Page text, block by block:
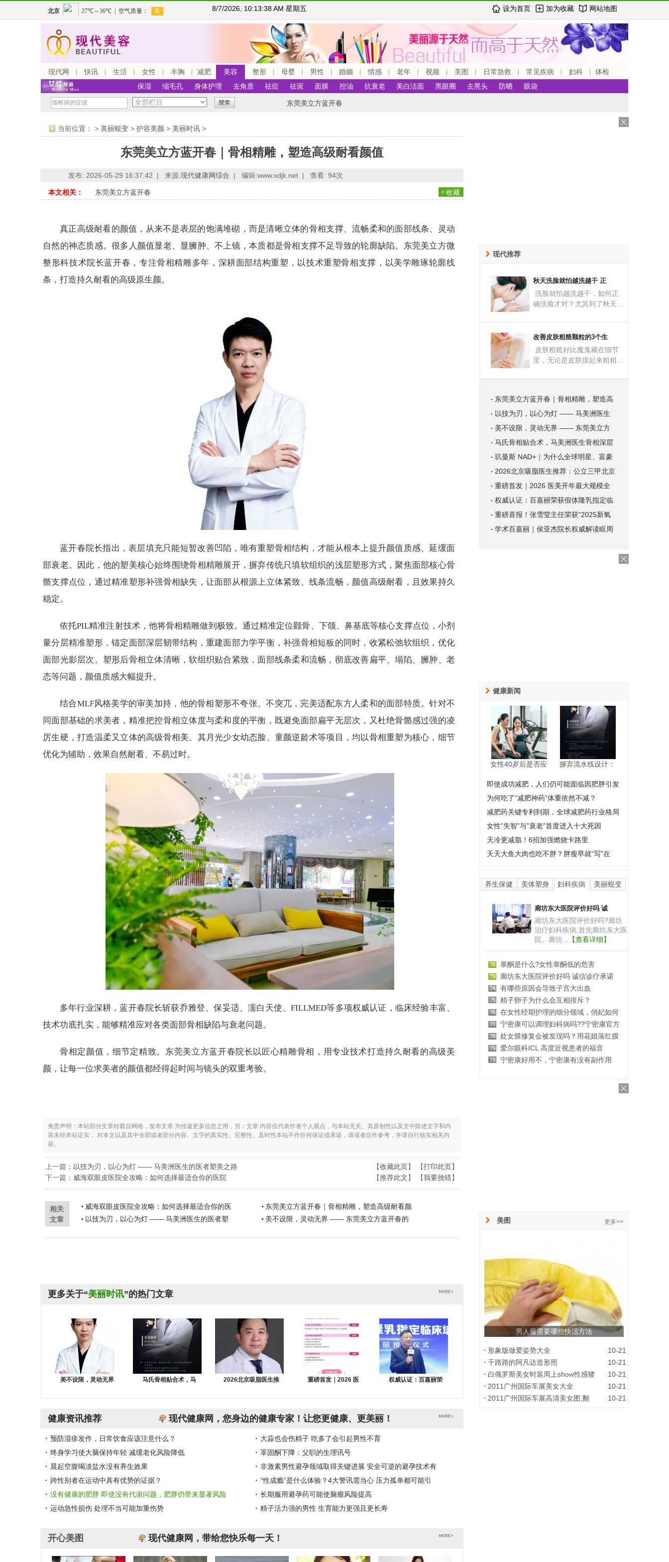
8/7/2026, 10:13:39 AM 星期五 设为首页 加为收藏 网站地图
现代网 快讯 生活 女性 丰胸 减肥 美容 整形 母婴 男性 婚姻 情感 老年 视频 美图 日常急救 常见疾病 妇科
体检
保湿
缩毛孔 身体护理 去角质 祛痘 祛斑 面膜 控油 抗衰老 美白洁面 黑眼圈 去黑头 防晒 眼袋
东莞美立方蓝开春
当前位置： > 美丽蜕变 > 护容美颜 > 美丽时讯 >
东莞美立方蓝开春｜骨相精雕，塑造高级耐看颜值
发布: 2026-05-29 16:37:42 | 来源:现代健康网综合 | 编辑:www.xdjk.net | 查看: 94次
本文相关： 东莞美立方蓝开春 收藏
真正高级耐看的颜值，从来不是表层的饱满堆砌，而是清晰立体的骨相支撑、流畅柔和的面部线条、灵动
自然的神态质感。很多人颜值显老、显臃肿、不上镜，本质都是骨相支撑不足导致的轮廓缺陷。东莞美立方微
整形科技术院长蓝开春，专注骨相精雕多年，深耕面部结构重塑，以技术重塑骨相支撑，以美学雕琢轮廓线
条，打造持久耐看的高级原生颜。
蓝开春院长指出，表层填充只能短暂改善凹陷，唯有重塑骨相结构，才能从根本上提升颜值质感、延缓面
部衰老。因此，他的塑美核心始终围绕骨相精雕展开，摒弃传统只填软组织的浅层塑形方式，聚焦面部核心骨
骼支撑点位，通过精准塑形补强骨相缺失，让面部从根源上立体紧致、线条流畅，颜值高级耐看，且效果持久
稳定。
依托PIL精准注射技术，他将骨相精雕做到极致。通过精准定位颧骨、下颌、鼻基底等核心支撑点位，小剂
量分层精准塑形，锚定面部深层韧带结构，重建面部力学平衡，补强骨相短板的同时，收紧松弛软组织，优化
面部光影层次。塑形后骨相立体清晰，软组织贴合紧致，面部线条柔和流畅，彻底改善扁平、塌陷、臃肿、老
态等问题，颜值质感大幅提升。
结合MLF风格美学的审美加持，他的骨相塑形不夸张、不突兀，完美适配东方人柔和的面部特质。针对不
同面部基础的求美者，精准把控骨相立体度与柔和度的平衡，既避免面部扁平无层次，又杜绝骨骼感过强的凌
厉生硬，打造温柔又立体的高级骨相美。其月光少女幼态脸、童颜逆龄术等项目，均以骨相重塑为核心，细节
优化为辅助，效果自然耐看、不易过时。
多年行业深耕，蓝开春院长斩获乔雅登、保妥适、濡白天使、FILLMED等多项权威认证，临床经验丰富、
技术功底扎实，能够精准应对各类面部骨相缺陷与衰老问题。
骨相定颜值，细节定精致。东莞美立方蓝开春院长以匠心精雕骨相，用专业技术打造持久耐看的高级美
颜，让每一位求美者的颜值都经得起时间与镜头的双重考验。
免责声明：本站部分文章转载自网络，发布文章 为传递更多信息之用，另：文章 内容仅代表作者个人观点，与本站无关。其原创性以及文中陈述文字和内
容未经本站证实， 对本文以及其中全部或者部分内容、文字的真实性、完整性、及时性本站不作任何保证或承诺，请读者仅作参考，并请自行核实相关内
容。
上一篇： 以技为刃，以心为灯 —— 马美洲医生的医者塑美之路
下一篇： 威海双眼皮医院全攻略：如何选择最适合你的医院
【收藏此页】 【打印此页】
【推荐此文】 【我要挑错】
相关
文章
威海双眼皮医院全攻略：如何选择最适合你的医
东莞美立方蓝开春｜骨相精雕，塑造高级耐看颜
以技为刃，以心为灯 —— 马美洲医生的医者塑
美不设限，灵动无界 —— 东莞美立方蓝开春的
更多关于“美丽时讯”的热门文章
美不设限，灵动无界 马氏骨相贴合术，马 2026北京吸脂医生推 重磅首发｜2026 医 权威认证：百嘉丽荣
健康资讯推荐 现代健康网，您身边的健康专家！让您更健康、更美丽！
预防湿疹发作，日常饮食应该注意什么？
终身学习使大脑保持年轻 减缓老化风险降低
晨起空腹喝淡盐水没有养生效果
跨性别者在运动中具有优势的证据？
没有健康的肥胖 即使没有代谢问题，肥胖仍带来显著风险
运动急性损伤 处理不当可能加重伤势
大蒜也会伤精子 吃多了会引起男性不育
睪固酮下降：父职的生理讯号
非激素男性避孕领域取得关键进展 安全可逆的避孕技术有
“性成瘾”是什么体验？4大警讯需当心 压力孤单都可能引
长期服用避孕药可能使脑瘤风险提高
精子活力强的男性 生育能力更强且更长寿
开心美图 现代健康网，带给您快乐每一天！
现代推荐
秋天洗脸就怕越洗越干 正
洗脸就怕越洗越干，如何正
确洗脸才对？尤其到了秋天...
改善皮肤粗糙颗粒的3个生
皮肤粗糙好比魔鬼藏在细节
里，无论是皮肤摸起来粗粗...
东莞美立方蓝开春｜骨相精雕，塑造高
以技为刃，以心为灯 —— 马美洲医生
美不设限，灵动无界 —— 东莞美立方
马氏骨相贴合术，马美洲医生骨相深层
玑曼斯 NAD+｜为什么全球明星、富豪
2026北京吸脂医生推荐：公立三甲北京
重磅首发｜2026 医美开年最大规模全
权威认证：百嘉丽荣获假体隆乳指定临
重磅喜报！张雪莹主任荣获“2025新氧
学术百嘉丽｜侯亚杰院长权威解读眶周
健康新闻
女性40岁后是否应 摒弃流水线设计：
即使成功减肥，人们仍可能面临因肥胖引发
为何吃了“减肥神药”体重依然不减？
减肥药关键专利到期，全球减肥药行业格局
女性”失智”与”衰老”首度进入十大死因
天冷更减脂！6招加强燃烧卡路里
天天大鱼大肉也吃不胖？胖瘦早就“写”在
养生保健 美体塑身 妇科疾病 美丽蜕变
廊坊东大医院评价好吗 诚
廊坊东大医院评价好吗?廊坊
治疗妇科疾病,首先廊坊东大医
院。廊坊...
【查看详细】
睾酮是什么?女性睾酮低的危害
廊坊东大医院评价好吗 诚信诊疗承诺
有哪些原因会导致子宫大出血
精子卵子为什么会互相排斥？
在女性经期护理的细分领域，俏妃如何
宁密康可以调理妇科病吗??宁密康官方
处女膜修复会被发现吗？用花姐落红膜
爱尔眼科ICL 高度近视患者的福音
宁密康好用不，宁密康有没有副作用
美图 更多>>
男人最需要哪些快活方法
形象版做爱姿势大全
10-21
干路路的阿凡达造形照
10-21
白俄罗斯美女时装周上show性感镂
10-21
2011广州国际车展美女大全
10-21
2011广州国际车展高清美女图,翻
10-21